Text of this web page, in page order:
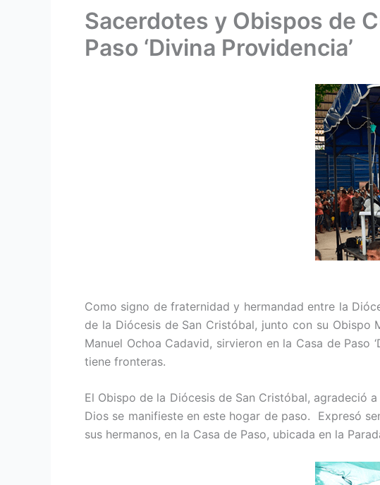
Sacerdotes y Obispos de
Paso ‘Divina Providencia’
Como signo de fraternidad y hermandad entre la
de la Diócesis de San Cristóbal, junto con su
Manuel Ochoa Cadavid, sirvieron en la Casa de Paso
tiene fronteras.
El Obispo de la Diócesis de San Cristóbal, agradeció
Dios se manifieste en este hogar de paso. Expresó
sus hermanos, en la Casa de Paso, ubicada en la